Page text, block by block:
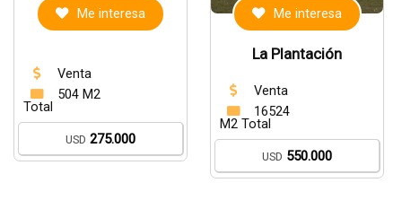
Me interesa
Venta
504 M2
Total
USD 275.000
Me interesa
La Plantación
Venta
16524
M2 Total
USD 550.000